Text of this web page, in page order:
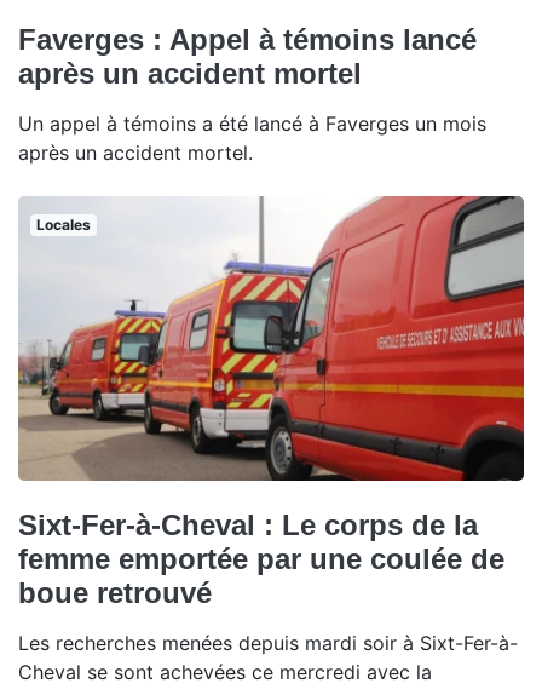
Faverges : Appel à témoins lancé
après un accident mortel
Un appel à témoins a été lancé à Faverges un mois
après un accident mortel.
Locales
Sixt-Fer-à-Cheval : Le corps de la
femme emportée par une coulée de
boue retrouvé
Les recherches menées depuis mardi soir à Sixt-Fer-à-
Cheval se sont achevées ce mercredi avec la